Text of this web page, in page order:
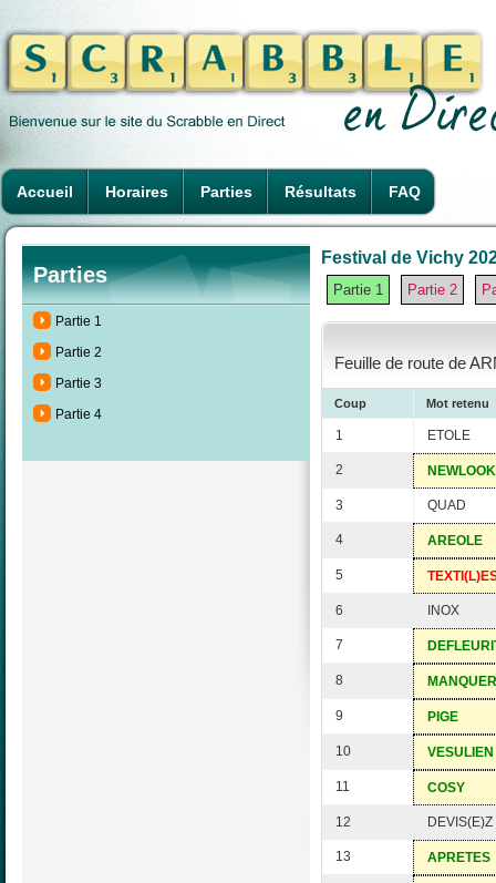
Accueil Horaires Parties Résultats FAQ
Parties
Partie 1
Partie 2
Partie 3
Partie 4
Festival de Vichy
Partie 1 Partie 2
Feuille de route de
Coup Mot retenu
1 ETOLE
2 NEWLOOK
3 QUAD
4 AREOLE
5
6 INOX
7
8 MANQUER
9 PIGE
10 VESULIEN
11 COSY
12 DEVIS(E)Z
13 APRETES